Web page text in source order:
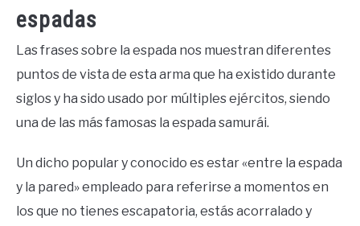
espadas
Las frases sobre la espada nos muestran diferentes
puntos de vista de esta arma que ha existido durante
siglos y ha sido usado por múltiples ejércitos, siendo
una de las más famosas la espada samurái.
Un dicho popular y conocido es estar «entre la espada
y la pared» empleado para referirse a momentos en
los que no tienes escapatoria, estás acorralado y